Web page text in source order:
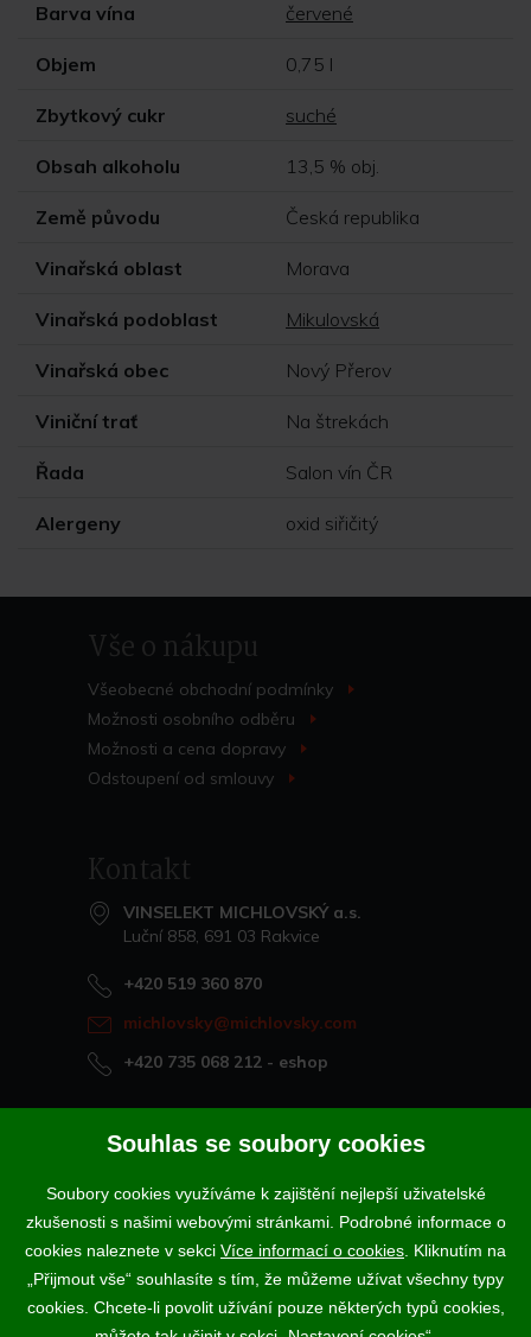
Barva vína červené
Objem 0,75 l
Zbytkový cukr suché
Obsah alkoholu 13,5 % obj.
Země původu Česká republika
Vinařská oblast Morava
Vinařská podoblast Mikulovská
Vinařská obec Nový Přerov
Viniční trať Na štrekách
Řada Salon vín ČR
Alergeny oxid siřičitý
Vše o nákupu
Všeobecné obchodní podmínky
Možnosti osobního odběru
Možnosti a cena dopravy
Odstoupení od smlouvy
Kontakt
VINSELEKT MICHLOVSKÝ a.s.
Luční 858, 691 03 Rakvice
+420 519 360 870
michlovsky@michlovsky.com
+420 735 068 212 - eshop
Naše vína offline
Vinotéka Rakvice
>
Vinotéky a degustační centra
>
Podle zákona o evidenci tržeb je prodávající povinen vystavit
kupujícímu účtenku. Zároveň je povinen zaevidovat přijatou tržbu u
správce daně online; v případě technického výpadku pak nejpozději do
Souhlas se soubory cookies
Soubory cookies využíváme k zajištění nejlepší uživatelské
zkušenosti s našimi webovými stránkami. Podrobné informace o
cookies naleznete v sekci Více informací o cookies . Kliknutím na
„Přijmout vše“ souhlasíte s tím, že můžeme užívat všechny typy
cookies. Chcete-li povolit užívání pouze některých typů cookies,